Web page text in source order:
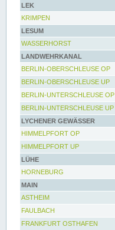
LEK
KRIMPEN
LESUM
WASSERHORST
LANDWEHRKANAL
BERLIN-OBERSCHLEUSE OP
BERLIN-OBERSCHLEUSE UP
BERLIN-UNTERSCHLEUSE OP
BERLIN-UNTERSCHLEUSE UP
LYCHENER GEWÄSSER
HIMMELPFORT OP
HIMMELPFORT UP
LÜHE
HORNEBURG
MAIN
ASTHEIM
FAULBACH
FRANKFURT OSTHAFEN